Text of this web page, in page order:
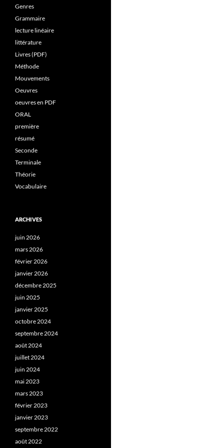
Genres
Grammaire
lecture linéaire
littérature
Livres (PDF)
Méthode
Mouvements
Oeuvres
oeuvres en PDF
ORAL
première
résumé
Seconde
Terminale
Théorie
Vocabulaire
ARCHIVES
juin 2026
mars 2026
février 2026
janvier 2026
décembre 2025
juin 2025
janvier 2025
octobre 2024
septembre 2024
août 2024
juillet 2024
juin 2024
mai 2023
mars 2023
février 2023
janvier 2023
septembre 2022
août 2022